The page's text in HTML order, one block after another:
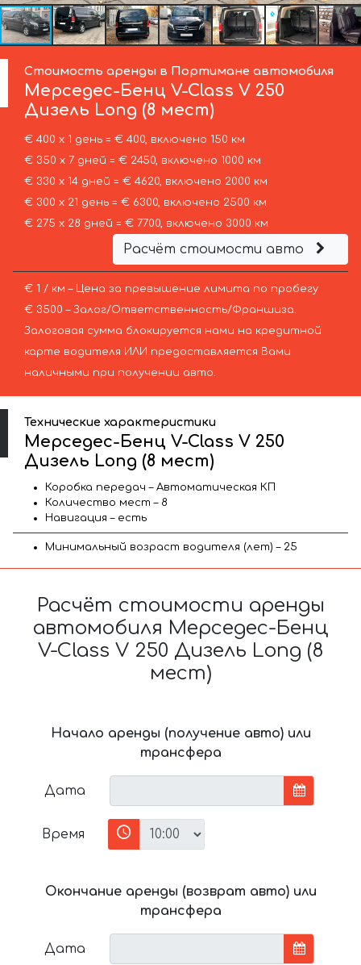
Стоимость аренды в Портимане автомобиля
Мерседес-Бенц V-Class V 250
Дизель Long (8 мест)
€ 400 х 1 день = € 400, включено 150 км
€ 350 х 7 дней = € 2450, включено 1000 км
€ 330 х 14 дней = € 4620, включено 2000 км
€ 300 х 21 день = € 6300, включено 2500 км
€ 275 х 28 дней = € 7700, включено 3000 км
Расчёт стоимости авто
€ 1 / км – Цена за превышение лимита по пробегу
€ 3500 – Залог/Ответственность/Франшиза.
Залоговая сумма блокируется нами на кредитной
карте водителя ИЛИ предоставляется Вами
наличными при получении авто.
Технические характеристики
Мерседес-Бенц V-Class V 250
Дизель Long (8 мест)
Коробка передач – Автоматическая КП
Количество мест – 8
Навигация – есть
Минимальный возраст водителя (лет) – 25
Расчёт стоимости аренды
автомобиля Мерседес-Бенц
V-Class V 250 Дизель Long (8
мест)
Начало аренды (получение авто) или
трансфера
Дата
Время
Окончание аренды (возврат авто) или
трансфера
Дата